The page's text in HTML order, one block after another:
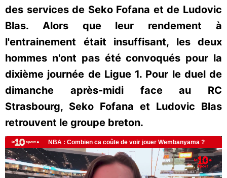
des services de Seko Fofana et de Ludovic
Blas. Alors que leur rendement à
l'entrainement était insuffisant, les deux
hommes n'ont pas été convoqués pour la
dixième journée de Ligue 1. Pour le duel de
dimanche après-midi face au RC
Strasbourg, Seko Fofana et Ludovic Blas
retrouvent le groupe breton.